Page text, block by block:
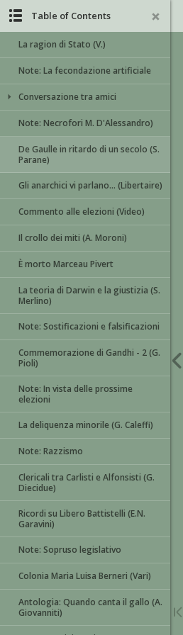
Table of Contents
La ragion di Stato (V.)
Note: La fecondazione artificiale
Conversazione tra amici
Note: Necrofori M. D'Alessandro)
De Gaulle in ritardo di un secolo (S.
Parane)
Gli anarchici vi parlano... (Libertaire)
Commento alle elezioni (Video)
Il crollo dei miti (A. Moroni)
È morto Marceau Pivert
La teoria di Darwin e la giustizia (S.
Merlino)
Note: Sostificazioni e falsificazioni
Commemorazione di Gandhi - 2 (G.
Pioli)
Note: In vista delle prossime
elezioni
La deliquenza minorile (G. Caleffi)
Note: Razzismo
Clericali tra Carlisti e Alfonsisti (G.
Diecidue)
Ricordi su Libero Battistelli (E.N.
Garavini)
Note: Sopruso legislativo
Colonia Maria Luisa Berneri (Vari)
Antologia: Quando canta il gallo (A.
Giovanniti)